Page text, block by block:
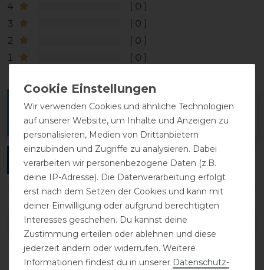
4
0
3
0
2
0
1
0
Melde dich an, um eine Kundenrezension zu
verfassen.
ANMELDEN
DETAILS ZUR PRODUKTSICHERHEIT
Wir verwenden Cookies und ähnliche Technologien
auf unserer Website, um Inhalte und Anzeigen zu
personalisieren, Medien von Drittanbietern
einzubinden und Zugriffe zu analysieren. Dabei
verarbeiten wir personenbezogene Daten (z.B.
deine IP-Adresse). Die Datenverarbeitung erfolgt
erst nach dem Setzen der Cookies und kann mit
deiner Einwilligung oder aufgrund berechtigten
Interesses geschehen. Du kannst deine
Zustimmung erteilen oder ablehnen und diese
jederzeit ändern oder widerrufen. Weitere
Informationen findest du in unserer Daten­schutz­